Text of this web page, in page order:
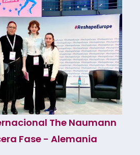
The Naumann
Fase - Alemania